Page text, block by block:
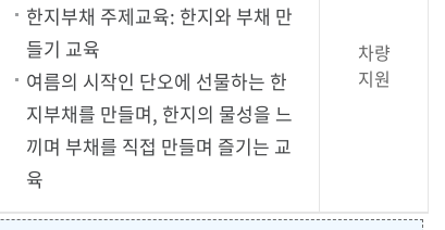
한지부채 주제교육: 한지와 부채 만
들기 교육
여름의 시작인 단오에 선물하는 한
지부채를 만들며, 한지의 물성을 느
끼며 부채를 직접 만들며 즐기는 교
육
차량
지원